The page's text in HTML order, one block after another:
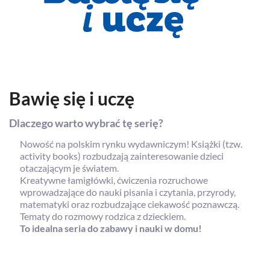
Bawię się i uczę
Dlaczego warto wybrać tę serię?
Nowość na polskim rynku wydawniczym! Książki (tzw.
activity books) rozbudzają zainteresowanie dzieci
otaczającym je światem.
Kreatywne łamigłówki, ćwiczenia rozruchowe
wprowadzające do nauki pisania i czytania, przyrody,
matematyki oraz rozbudzające ciekawość poznawczą.
Tematy do rozmowy rodzica z dzieckiem.
To idealna seria do zabawy i nauki w domu!